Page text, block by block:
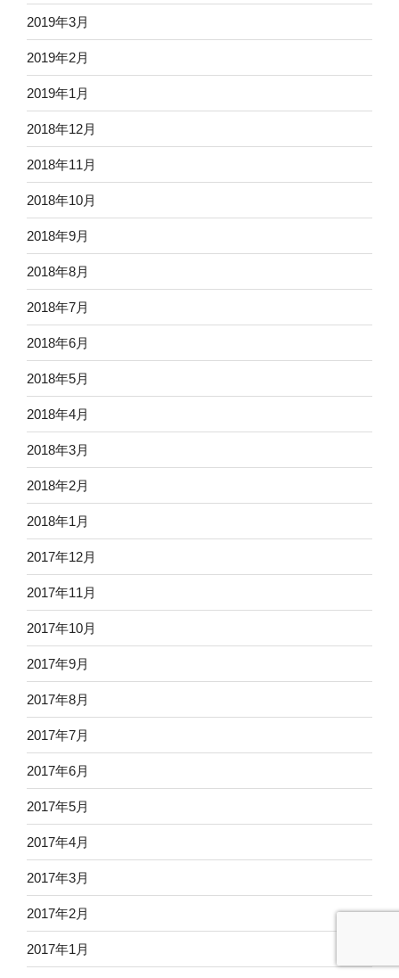
2019年3月
2019年2月
2019年1月
2018年12月
2018年11月
2018年10月
2018年9月
2018年8月
2018年7月
2018年6月
2018年5月
2018年4月
2018年3月
2018年2月
2018年1月
2017年12月
2017年11月
2017年10月
2017年9月
2017年8月
2017年7月
2017年6月
2017年5月
2017年4月
2017年3月
2017年2月
2017年1月